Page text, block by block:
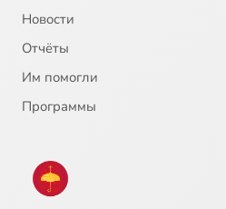
Новости
Отчёты
Им помогли
Программы